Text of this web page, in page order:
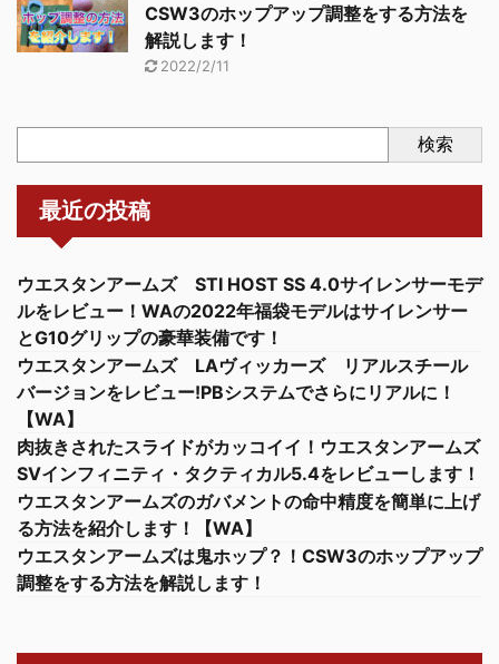
CSW3のホップアップ調整をする方法を
解説します！
2022/2/11
検索
最近の投稿
ウエスタンアームズ STI HOST SS 4.0サイレンサーモデ
ルをレビュー！WAの2022年福袋モデルはサイレンサー
とG10グリップの豪華装備です！
ウエスタンアームズ LAヴィッカーズ リアルスチール
バージョンをレビュー!PBシステムでさらにリアルに！
【WA】
肉抜きされたスライドがカッコイイ！ウエスタンアームズ
SVインフィニティ・タクティカル5.4をレビューします！
ウエスタンアームズのガバメントの命中精度を簡単に上げ
る方法を紹介します！【WA】
ウエスタンアームズは鬼ホップ？！CSW3のホップアップ
調整をする方法を解説します！